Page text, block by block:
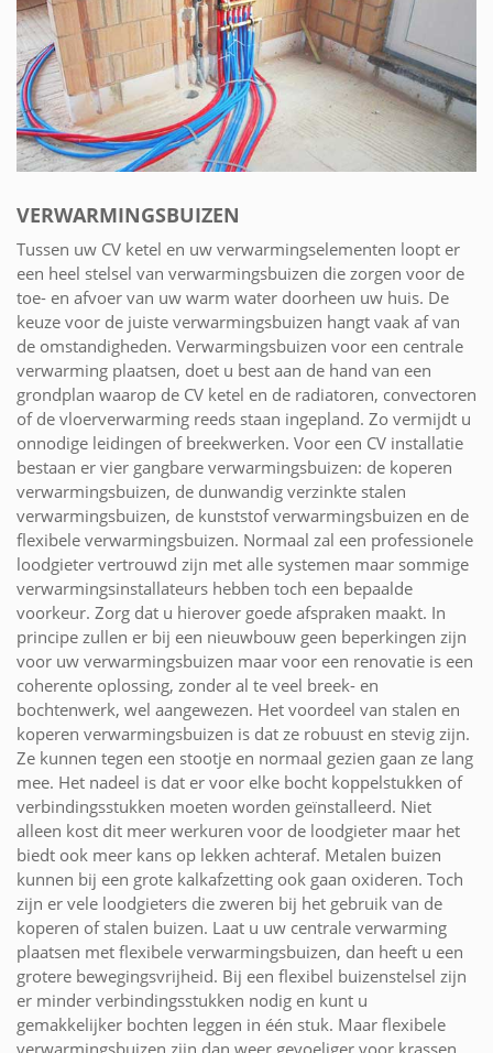
VERWARMINGSBUIZEN
Tussen uw CV ketel en uw verwarmingselementen loopt er
een heel stelsel van verwarmingsbuizen die zorgen voor de
toe- en afvoer van uw warm water doorheen uw huis. De
keuze voor de juiste verwarmingsbuizen hangt vaak af van
de omstandigheden. Verwarmingsbuizen voor een centrale
verwarming plaatsen, doet u best aan de hand van een
grondplan waarop de CV ketel en de radiatoren, convectoren
of de vloerverwarming reeds staan ingepland. Zo vermijdt u
onnodige leidingen of breekwerken. Voor een CV installatie
bestaan er vier gangbare verwarmingsbuizen: de koperen
verwarmingsbuizen, de dunwandig verzinkte stalen
verwarmingsbuizen, de kunststof verwarmingsbuizen en de
flexibele verwarmingsbuizen. Normaal zal een professionele
loodgieter vertrouwd zijn met alle systemen maar sommige
verwarmingsinstallateurs hebben toch een bepaalde
voorkeur. Zorg dat u hierover goede afspraken maakt. In
principe zullen er bij een nieuwbouw geen beperkingen zijn
voor uw verwarmingsbuizen maar voor een renovatie is een
coherente oplossing, zonder al te veel breek- en
bochtenwerk, wel aangewezen. Het voordeel van stalen en
koperen verwarmingsbuizen is dat ze robuust en stevig zijn.
Ze kunnen tegen een stootje en normaal gezien gaan ze lang
mee. Het nadeel is dat er voor elke bocht koppelstukken of
verbindingsstukken moeten worden geïnstalleerd. Niet
alleen kost dit meer werkuren voor de loodgieter maar het
biedt ook meer kans op lekken achteraf. Metalen buizen
kunnen bij een grote kalkafzetting ook gaan oxideren. Toch
zijn er vele loodgieters die zweren bij het gebruik van de
koperen of stalen buizen. Laat u uw centrale verwarming
plaatsen met flexibele verwarmingsbuizen, dan heeft u een
grotere bewegingsvrijheid. Bij een flexibel buizenstelsel zijn
er minder verbindingsstukken nodig en kunt u
gemakkelijker bochten leggen in één stuk. Maar flexibele